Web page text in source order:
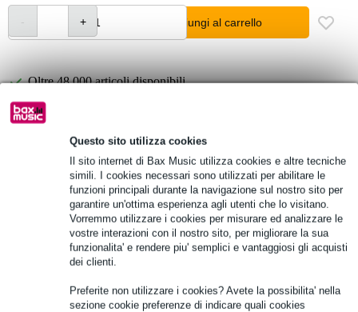
Questo sito utilizza cookies
Il sito internet di Bax Music utilizza cookies e altre tecniche
simili. I cookies necessari sono utilizzati per abilitare le
funzioni principali durante la navigazione sul nostro sito per
garantire un'ottima esperienza agli utenti che lo visitano.
Vorremmo utilizzare i cookies per misurare ed analizzare le
vostre interazioni con il nostro sito, per migliorare la sua
funzionalita' e rendere piu' semplici e vantaggiosi gli acquisti
dei clienti.
Preferite non utilizzare i cookies? Avete la possibilita' nella
sezione cookie preferenze di indicare quali cookies
Aggiungi al carrello
Oltre 48.000 articoli disponibili
1.250 marchi leader
Informazioni sul prodotto
cavo di ricambio per le cuffie HDJ-2000
numero di tipo: WDC1063
Specifiche complete
Accessori (1)